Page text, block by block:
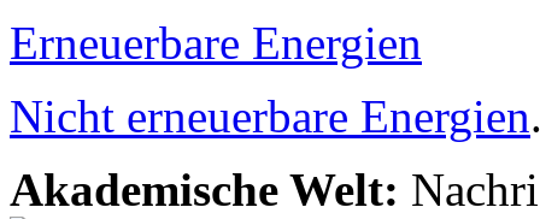
Erneuerbare Energien
Nicht erneuerbare Energien
Akademische Welt: